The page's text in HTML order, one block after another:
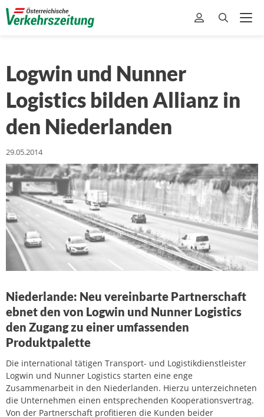
Logwin und Nunner
Logistics bilden Allianz in
den Niederlanden
29.05.2014
Niederlande: Neu vereinbarte Partnerschaft
ebnet den von Logwin und Nunner Logistics
den Zugang zu einer umfassenden
Produktpalette
Die international tätigen Transport- und Logistikdienstleister
Logwin und Nunner Logistics starten eine enge
Zusammenarbeit in den Niederlanden. Hierzu unterzeichneten
die Unternehmen einen entsprechenden Kooperationsvertrag.
Von der Partnerschaft profitieren die Kunden beider